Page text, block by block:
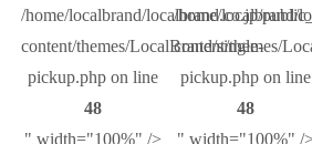
/home/localbrand/localbrand.co.jp/
content/themes/LocalBrand/single-
pickup.php on line
48
" width="100%" />
/home/localbrand/
content/themes/
pickup.php on line
48
" width="100%" />